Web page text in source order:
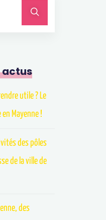
actus
utile ? Le
Mayenne !
des pôles
de la ville de
des